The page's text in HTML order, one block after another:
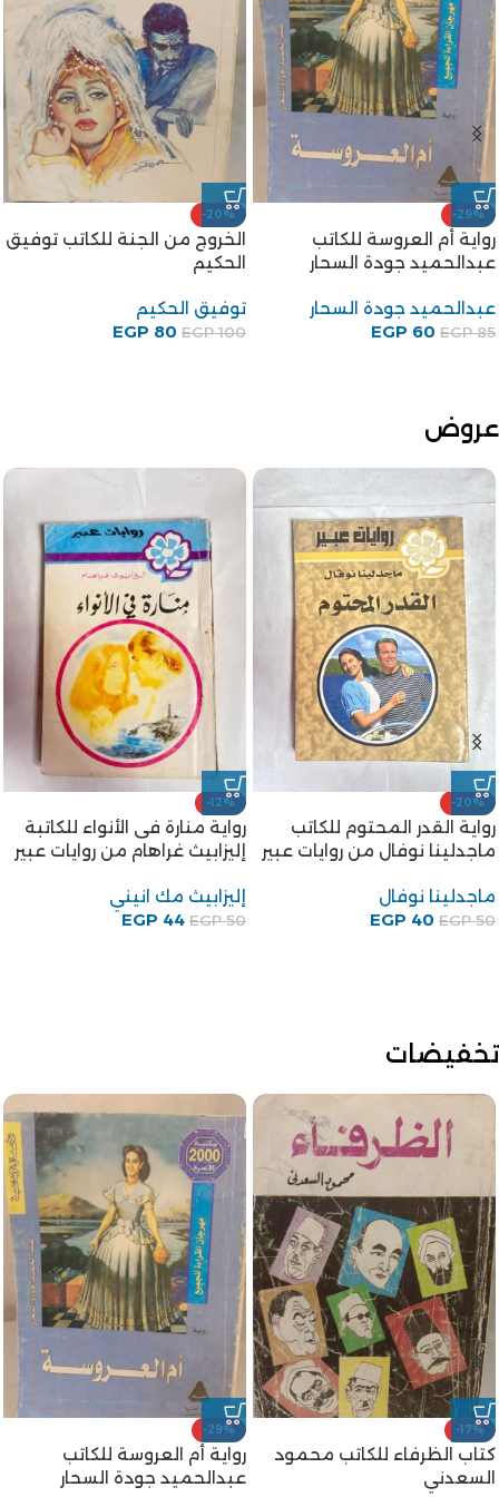
-10%
رواية التلصص للكاتب صنع الله
ابراهيم
صنع الله إبراهيم
EGP100
EGP 90
عروض
-22%
رواية متى يذوب الجليد من
روايات عبير
EGP
EGP39
-17%
كتاب تركيا – إيران والأمن
القومى العربى للكاتب الدكتور
محمد توفيق غنيم
تخفيضات
-17%
كتاب الظرفاء للكاتب محمود
السعدني
-29%
رواية أم العروسة للكاتب
عبدالحميد جودة السحار